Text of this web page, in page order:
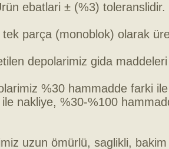
ebatlari ± (%3) toleranslidir.
parça (monoblok) olarak
depolarimiz gida
%30 hammadde farki
nakliye, %30-%100
uzun ömürlü, saglikli,